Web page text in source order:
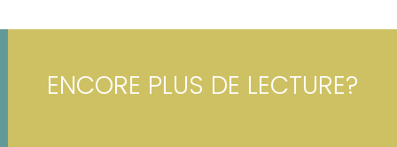
ENCORE PLUS DE LECTURE?